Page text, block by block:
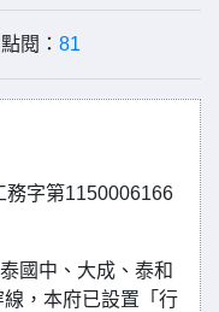
閱： 81
務字第1150006166
國中、大成、泰和
，本府已設置「行